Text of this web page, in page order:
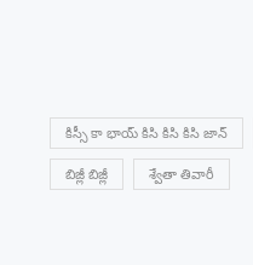
కిస్సీ కా భాయ్ కిసి కిసి కిసి జాన్
బిజ్లీ బిజ్లీ శ్వేతా తివారీ